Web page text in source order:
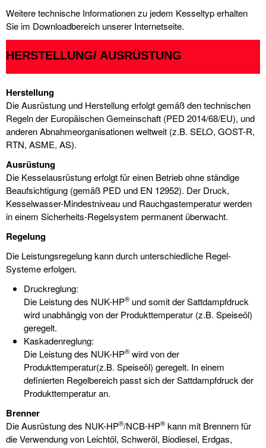
Weitere technische Informationen zu jedem Kesseltyp erhalten
Sie im Downloadbereich unserer Internetseite.
HERSTELLUNG/ AUSRÜSTUNG
Herstellung
Die Ausrüstung und Herstellung erfolgt gemäß den technischen
Regeln der Europäischen Gemeinschaft (PED 2014/68/EU), und
anderen Abnahmeorganisationen weltweit (z.B. SELO, GOST-R,
RTN, ASME, AS).
Ausrüstung
Die Kesselausrüstung erfolgt für einen Betrieb ohne ständige
Beaufsichtigung (gemäß PED und EN 12952). Der Druck,
Kesselwasser-Mindestniveau und Rauchgastemperatur werden
in einem Sicherheits-Regelsystem permanent überwacht.
Regelung
Die Leistungsregelung kann durch unterschiedliche Regel-
Systeme erfolgen.
Druckreglung:
Die Leistung des NUK-HP® und somit der Sattdampfdruck
wird unabhängig von der Produkttemperatur (z.B. Speiseöl)
geregelt.
Kaskadenreglung:
Die Leistung des NUK-HP® wird von der
Produkttemperatur(z.B. Speiseöl) geregelt. In einem
definierten Regelbereich passt sich der Sattdampfdruck der
Produkttemperatur an.
Brenner
Die Ausrüstung des NUK-HP®/NCB-HP® kann mit Brennern für
die Verwendung von Leichtöl, Schweröl, Biodiesel, Erdgas,